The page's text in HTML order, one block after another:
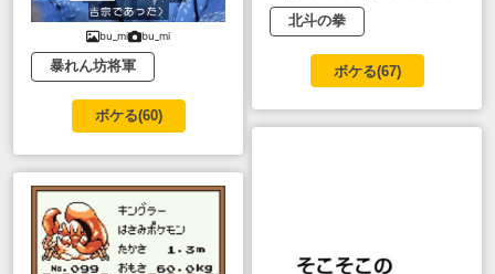
bu_mi bu_mi
暴れん坊将軍
ボケる(60)
北斗の拳
ボケる(67)